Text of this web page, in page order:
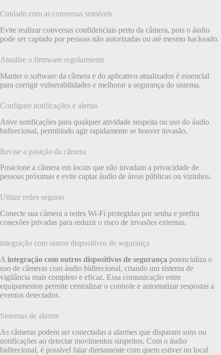
Cuidado com as conversas sensíveis
Evite realizar conversas confidenciais perto da câmera, pois o áudio
pode ser captado por pessoas não autorizadas ou até mesmo hackeado.
Atualize o firmware regularmente
Manter o software da câmera e do aplicativo atualizados é essencial
para corrigir vulnerabilidades e melhorar a segurança do sistema.
Configure notificações e alertas
Ative notificações para qualquer atividade suspeita ou uso do áudio
bidirecional, permitindo agir rapidamente se houver invasão.
Revise a posição da câmera
Posicione a câmera em locais que não invadam a privacidade de
pessoas próximas e evite captar áudio de áreas públicas ou vizinhos.
Utilize redes seguras
Conecte sua câmera a redes Wi-Fi protegidas por senha e prefira
conexões privadas para reduzir o risco de invasões externas.
integração com outros dispositivos de segurança
A integração com outros dispositivos de segurança potencializa o
uso de câmeras com áudio bidirecional, criando um sistema de
vigilância mais completo e eficaz. Essa comunicação entre
equipamentos permite centralizar o controle e automatizar respostas a
eventos detectados.
Sistemas de alarme
As câmeras podem ser conectadas a alarmes que disparam sons ou
notificações ao detectar movimentos suspeitos. Com o áudio
bidirecional, é possível falar diretamente com quem estiver no local